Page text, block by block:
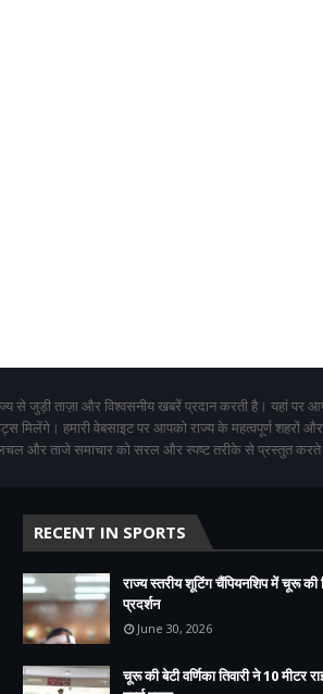
से जुड़ी ताज़ा और विश्वसनीय खबरें प्रदान करती है। यहां पर
मिलेंगे। हमारी वेबसाइट पर आपको राज्य के महत्वपूर्ण शहरों
और ताजे समाचार को सरल और स्पष्ट तरीके से प्रस्तुत करते
RECENT IN SPORTS
राज्य स्तरीय शूटिंग चैंपियनशिप में चूरू की
प्रदर्शन
June 30, 2026
चूरू की बेटी वर्णिका तिवारी ने 10 मीटर